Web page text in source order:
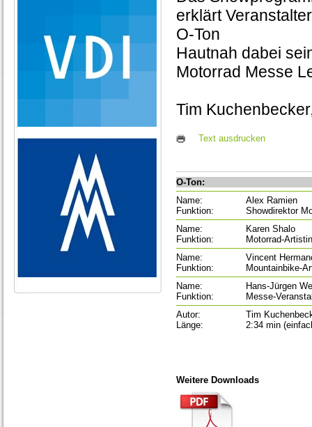
erklärt
O-Ton
Hautnah dabei
Motorrad Messe
Tim
Text ausdrucken
O-Ton:
Name:
Alex Ramien
Funktion:
Showdirektor
Name:
Karen Shalo
Funktion:
Motorrad-Artistin
Name:
Vincent
Funktion:
Mountainbike-
Name:
Hans-Jürgen
Funktion:
Messe-
Autor:
Tim
Länge:
2:34 min
Weitere Downloads